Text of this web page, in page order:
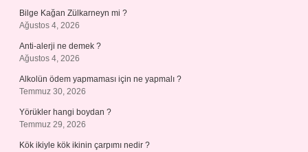
Bilge Kağan Zülkarneyn mi ?
Ağustos 4, 2026
Anti-alerji ne demek ?
Ağustos 4, 2026
Alkolün ödem yapmaması için ne yapmalı ?
Temmuz 30, 2026
Yörükler hangi boydan ?
Temmuz 29, 2026
Kök ikiyle kök ikinin çarpımı nedir ?